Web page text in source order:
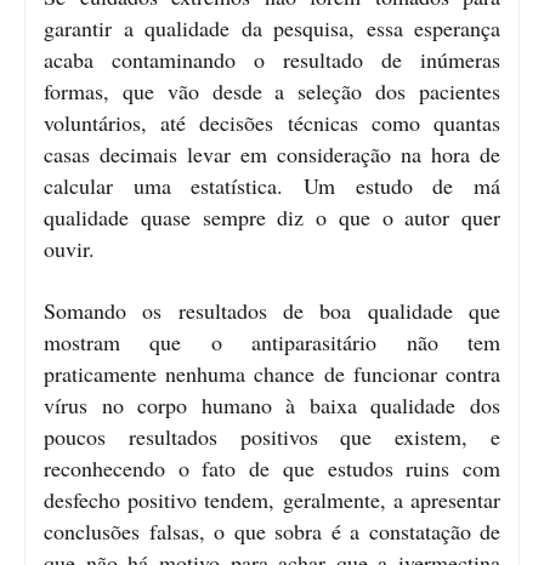
garantir a qualidade da pesquisa, essa esperança
acaba contaminando o resultado de inúmeras
formas, que vão desde a seleção dos pacientes
voluntários, até decisões técnicas como quantas
casas decimais levar em consideração na hora de
calcular uma estatística. Um estudo de má
qualidade quase sempre diz o que o autor quer
ouvir.
Somando os resultados de boa qualidade que
mostram que o antiparasitário não tem
praticamente nenhuma chance de funcionar contra
vírus no corpo humano à baixa qualidade dos
poucos resultados positivos que existem, e
reconhecendo o fato de que estudos ruins com
desfecho positivo tendem, geralmente, a apresentar
conclusões falsas, o que sobra é a constatação de